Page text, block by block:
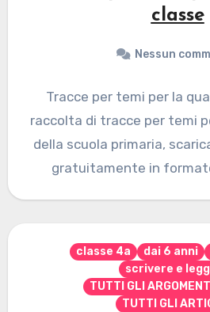
classe
Nessun
Tracce per temi per la
raccolta di tracce per temi
della scuola primaria,
gratuitamente in
classe 4a dai 6 anni
scrivere e
TUTTI GLI
TUTTI GLI